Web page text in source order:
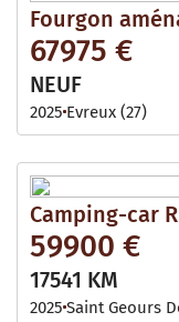
Fourgon
67975 €
NEUF
2025 Evreux (27)
Camping-car
59900 €
17541 KM
2025 Saint Geours